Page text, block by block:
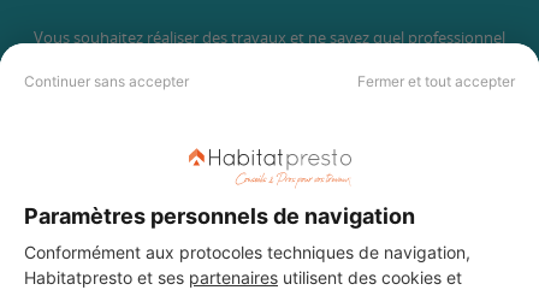
Continuer sans accepter Fermer et tout accepter
Paramètres personnels de navigation
Conformément aux protocoles techniques de navigation,
Habitatpresto et ses partenaires utilisent des cookies et
Vous souhaitez réaliser des travaux et ne savez quel professionnel
professionnels partout en France.
DEMANDER UN DEVIS